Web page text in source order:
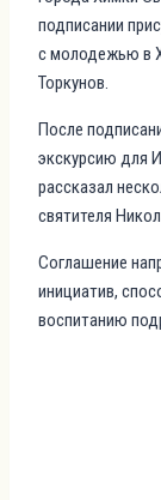
подписании
с молодежью в
Торкунов.
После
экскурсию для
рассказал
святителя
Соглашение
инициатив,
воспитанию